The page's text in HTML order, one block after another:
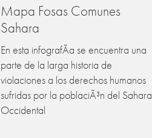
Mapa Fosas Comunes
Sahara
En esta infografÃ­a se encuentra una
parte de la larga historia de
violaciones a los derechos humanos
sufridas por la poblaciÃ³n del Sahara
Occidental